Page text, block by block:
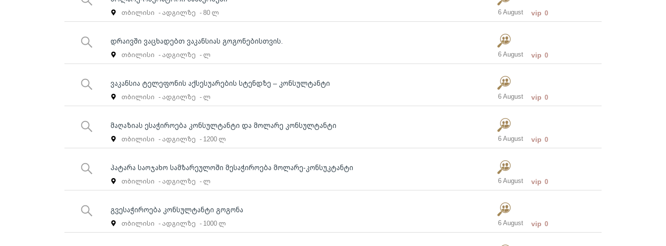
თბილისი - ადგილზე - 80 ლ 6 August vip 0
დრაივში ვაცხადებთ ვაკანსიას გოგონებისთვის.
თბილისი - ადგილზე - ლ 6 August vip 0
ვაკანსია ტელეფონის აქსესუარების სტენდზე – კონსულტანტი
თბილისი - ადგილზე - ლ 6 August vip 0
მაღაზიას ესაჭიროება კონსულტანტი და მოლარე კონსულტანტი
თბილისი - ადგილზე - 1200 ლ 6 August vip 0
პატარა საოჯახო სამზარეულოში მესაჭიროება მოლარე-კონსუკტანტი
თბილისი - ადგილზე - ლ 6 August vip 0
გვესაჭიროება კონსულტანტი გოგონა
თბილისი - ადგილზე - 1000 ლ 6 August vip 0